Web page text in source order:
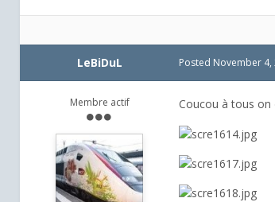
LeBiDuL
Membre actif
Posted November 4,
Coucou à tous on